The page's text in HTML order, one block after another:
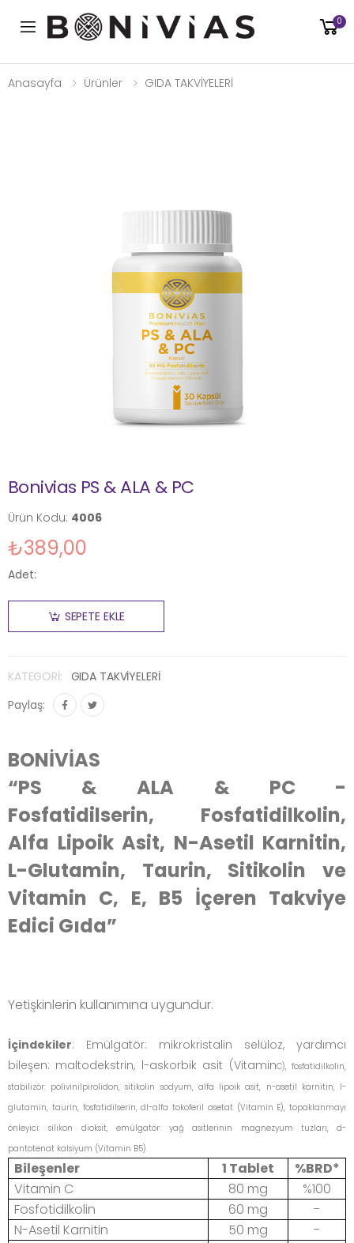
Toggle mobile menu
0
Anasayfa Ürünler GIDA TAKVİYELERİ
Bonivias PS & ALA & PC
Ürün Kodu: 4006
₺389,00
Adet:
SEPETE EKLE
KATEGORI: GIDA TAKVİYELERİ
Paylaş:
BONİVİAS
“PS & ALA & PC -
Fosfatidilserin, Fosfatidilkolin,
Alfa Lipoik Asit, N-Asetil Karnitin,
L-Glutamin, Taurin, Sitikolin ve
Vitamin C, E, B5 İçeren Takviye
Edici Gıda”
Yetişkinlerin kullanımına uygundur.
İçindekiler: Emülgatör: mikrokristalin selüloz, yardımcı
bileşen: maltodekstrin, l-askorbik asit (VitaminC), fosfatidilkolin,
stabilizör: polivinilpirolidon, sitikolin sodyum, alfa lipoik asit, n-asetil karnitin, l-
glutamin, taurin, fosfatidilserin, dl-alfa tokoferil asetat (Vitamin E), topaklanmayı
önleyici: silikon dioksit, emülgatör: yağ asitlerinin magnezyum tuzları, d-
pantotenat kalsiyum (Vitamin B5).
Bileşenler 1 Tablet
%BRD*
Vitamin C
80 mg
%100
Fosfotidilkolin
60 mg
-
N-Asetil Karnitin
50 mg
-